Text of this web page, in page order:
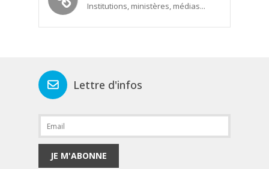
Institutions, ministères, médias...
Lettre d'infos
JE M'ABONNE